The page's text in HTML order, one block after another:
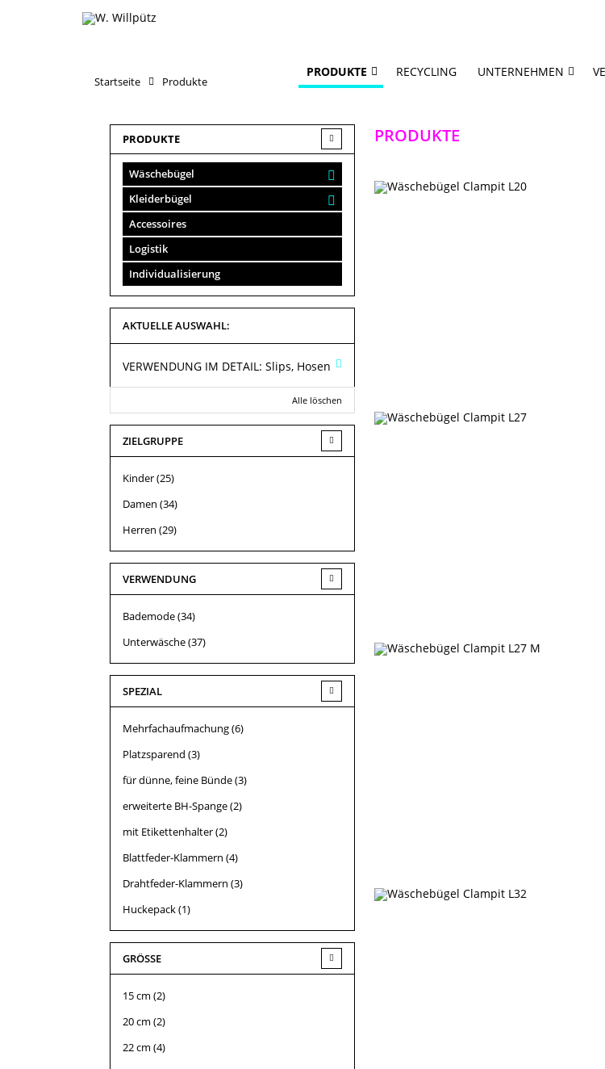
PRODUKTE RECYCLING UNTERNEHMEN
Startseite Produkte
PRODUKTE
PRODUKTE
Wäschebügel
Kleiderbügel
Accessoires
Logistik
Individualisierung
AKTUELLE AUSWAHL:
VERWENDUNG IM DETAIL: Slips, Hosen
Alle löschen
ZIELGRUPPE
Kinder(25)
Damen (34)
Herren (29)
VERWENDUNG
Bademode(34)
Unterwäsche(37)
SPEZIAL
Mehrfachaufmachung(6)
Platzsparend (3)
für dünne, feine Bünde(3)
erweiterte BH-Spange(2)
mit Etikettenhalter(2)
Blattfeder-Klammern (4)
Drahtfeder-Klammern (3)
Huckepack(1)
GRÖSSE
15 cm (2)
20 cm (2)
22 cm (4)